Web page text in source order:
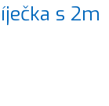
s 2m